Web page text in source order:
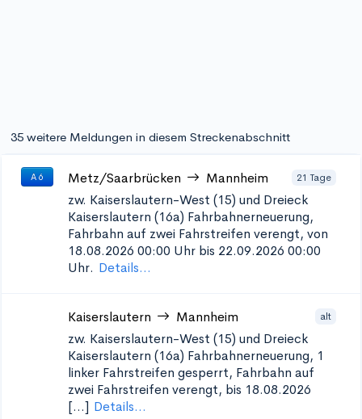
35 weitere Meldungen in diesem Streckenabschnitt
A 6 Metz/Saarbrücken Mannheim 21 Tage
zw. Kaiserslautern-West (15) und Dreieck
Kaiserslautern (16a) Fahrbahnerneuerung,
Fahrbahn auf zwei Fahrstreifen verengt, von
18.08.2026 00:00 Uhr bis 22.09.2026 00:00
Uhr. Details...
Kaiserslautern Mannheim alt
zw. Kaiserslautern-West (15) und Dreieck
Kaiserslautern (16a) Fahrbahnerneuerung, 1
linker Fahrstreifen gesperrt, Fahrbahn auf
zwei Fahrstreifen verengt, bis 18.08.2026
[...] Details...